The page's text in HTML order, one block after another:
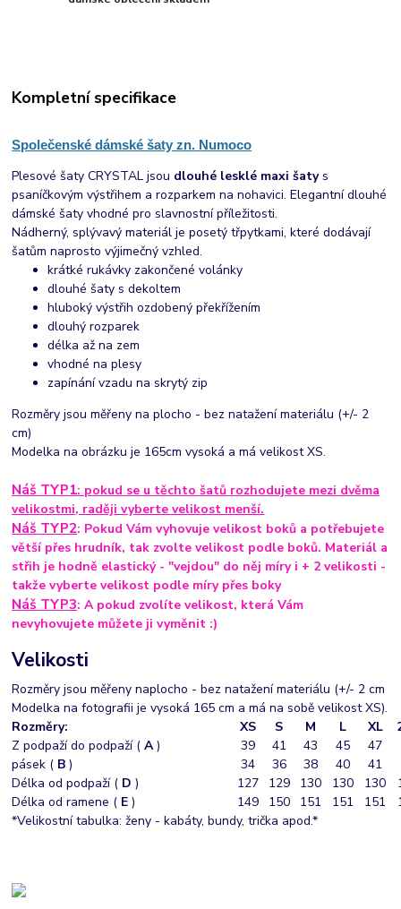
Kompletní specifikace
Společenské dámské šaty zn. Numoco
Plesové šaty CRYSTAL jsou dlouhé lesklé maxi šatys
psaníčkovým výstřihem a rozparkem na nohavici. Elegantní dlouhé
dámské šaty vhodné pro slavnostní příležitosti.
Nádherný, splývavý materiál je posetý třpytkami, které dodávají
šatům naprosto výjimečný vzhled.
krátké rukávky zakončené volánky
dlouhé šaty s dekoltem
hluboký výstřih ozdobený překřížením
dlouhý rozparek
délka až na zem
vhodné na plesy
zapínání vzadu na skrytý zip
Rozměry jsou měřeny na plocho - bez natažení materiálu (+/- 2
cm)
Modelka na obrázku je 165cm vysoká a má velikost XS.
Náš TYP1: pokud se u těchto šatů rozhodujete mezi dvěma
velikostmi, raději vyberte velikost menší.
Náš TYP2: Pokud Vám vyhovuje velikost boků a potřebujete
větší přes hrudník, tak zvolte velikost podle boků. Materiál a
střih je hodně elastický - "vejdou" do něj míry i + 2 velikosti -
takže vyberte velikost podle míry přes boky
Náš TYP3: A pokud zvolíte velikost, která Vám
nevyhovujete můžete ji vyměnit :)
Velikosti
Rozměry jsou měřeny naplocho - bez natažení materiálu (+/- 2 cm
Modelka na fotografii je vysoká 165 cm a má na sobě velikost XS).
Rozměry:
XS S M L XL
Z podpaží do podpaží (A) 39 41 43 45 47
pásek ( B ) 34 36 38 40 41
Délka od podpaží ( D ) 127 129 130 130 130
Délka od ramene ( E ) 149 150 151 151 151
*Velikostní tabulka: ženy - kabáty, bundy, trička apod.*